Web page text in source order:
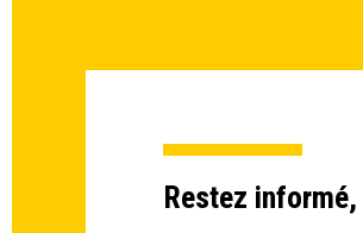
Restez